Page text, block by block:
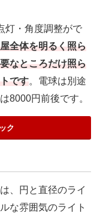
灯・角度調整がで
全体を明るく照ら
なところだけ照ら
です。電球は別途
8000円前後です。
ク
、円と直径のライ
な雰囲気のライト